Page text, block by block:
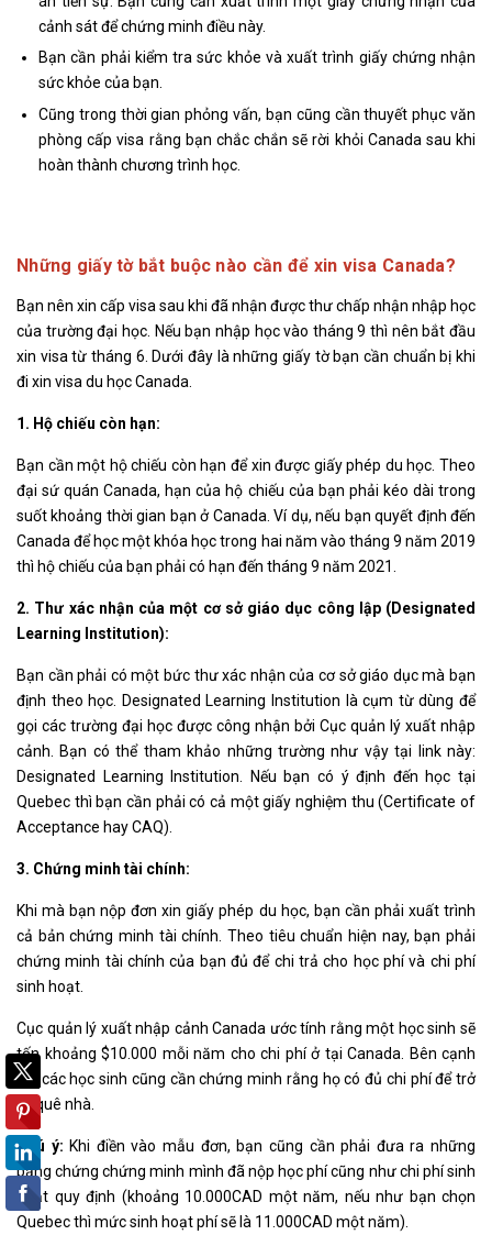
cảnh sát để chứng minh điều này.
Bạn cần phải kiểm tra sức khỏe và xuất trình giấy chứng nhận
sức khỏe của bạn.
Cũng trong thời gian phỏng vấn, bạn cũng cần thuyết phục văn
phòng cấp visa rằng bạn chắc chắn sẽ rời khỏi Canada sau khi
hoàn thành chương trình học.
Những giấy tờ bắt buộc nào cần để xin visa Canada?
Bạn nên xin cấp visa sau khi đã nhận được thư chấp nhận nhập học
của trường đại học. Nếu bạn nhập học vào tháng 9 thì nên bắt đầu
xin visa từ tháng 6. Dưới đây là những giấy tờ bạn cần chuẩn bị khi
đi xin visa du học Canada.
1. Hộ chiếu còn hạn:
Bạn cần một hộ chiếu còn hạn để xin được giấy phép du học. Theo
đại sứ quán Canada, hạn của hộ chiếu của bạn phải kéo dài trong
suốt khoảng thời gian bạn ở Canada. Ví dụ, nếu bạn quyết định đến
Canada để học một khóa học trong hai năm vào tháng 9 năm 2019
thì hộ chiếu của bạn phải có hạn đến tháng 9 năm 2021.
2. Thư xác nhận của một cơ sở giáo dục công lập (Designated
Learning Institution):
Bạn cần phải có một bức thư xác nhận của cơ sở giáo dục mà bạn
định theo học. Designated Learning Institution là cụm từ dùng để
gọi các trường đại học được công nhận bởi Cục quản lý xuất nhập
cảnh. Bạn có thể tham khảo những trường như vậy tại link này:
Designated Learning Institution. Nếu bạn có ý định đến học tại
Quebec thì bạn cần phải có cả một giấy nghiệm thu (Certificate of
Acceptance hay CAQ).
3. Chứng minh tài chính:
Khi mà bạn nộp đơn xin giấy phép du học, bạn cần phải xuất trình
cả bản chứng minh tài chính. Theo tiêu chuẩn hiện nay, bạn phải
chứng minh tài chính của bạn đủ để chi trả cho học phí và chi phí
sinh hoạt.
Cục quản lý xuất nhập cảnh Canada ước tính rằng một học sinh sẽ
tốn khoảng $10.000 mỗi năm cho chi phí ở tại Canada. Bên cạnh
đó, các học sinh cũng cần chứng minh rằng họ có đủ chi phí để trở
về quê nhà.
Chú ý: Khi điền vào mẫu đơn, bạn cũng cần phải đưa ra những
bằng chứng chứng minh mình đã nộp học phí cũng như chi phí sinh
hoạt quy định (khoảng 10.000CAD một năm, nếu như bạn chọn
Quebec thì mức sinh hoạt phí sẽ là 11.000CAD một năm).